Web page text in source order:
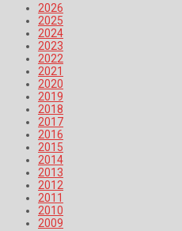
2026
2025
2024
2023
2022
2021
2020
2019
2018
2017
2016
2015
2014
2013
2012
2011
2010
2009